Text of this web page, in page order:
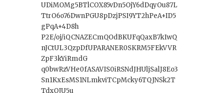
UDiMOMg5BTlCOX85vDn5OjY6dDqyOu87L
TtrO6o76DwnPGU8pDzjPSI9YT2hPeA+ID5
gPqA+4D8h
P2E/oj/iQCNAZECmQOdBKUFqQaxB7kIwQ
nJCtUL3QzpDfUPARANER0SKRM5FEkVVR
ZpF3kYiRmdG
q0bwRzVHe0fASAVIS0iRSNdJHUljSalJ8Eo3
Sn1KxEsMS1NLmkviTCpMcky6TQJNSk2T
TdxOJU5u